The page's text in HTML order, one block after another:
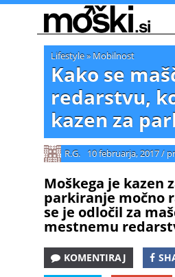
Lifestyle» Mobilnost
Kako se
redarstvu,
kazen za
R.G. 10 februarja, 2017/
Moškega je kazen
parkiranje močno
se je odločil za
mestnemu
KOMENTIRAJ